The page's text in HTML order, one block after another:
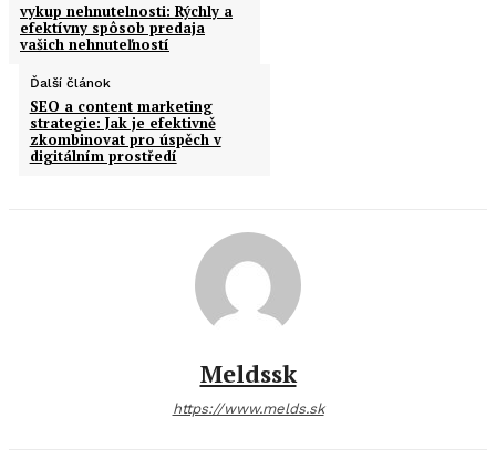
vykup nehnutelnosti: Rýchly a
efektívny spôsob predaja
vašich nehnuteľností
Ďalší článok
SEO a content marketing
strategie: Jak je efektivně
zkombinovat pro úspěch v
digitálním prostředí
Meldssk
https://www.melds.sk